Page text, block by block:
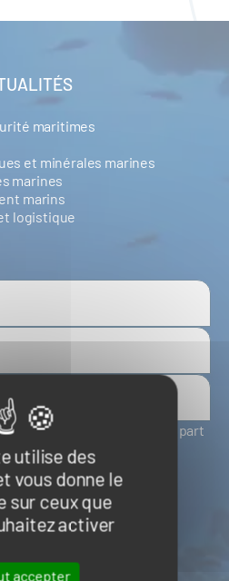
utilise des
vous donne le
sur ceux que
activer
accepter
maritimes
et minérales marines
marines
marins
logistique
articles d'actualité de la part
RÉSEAUX